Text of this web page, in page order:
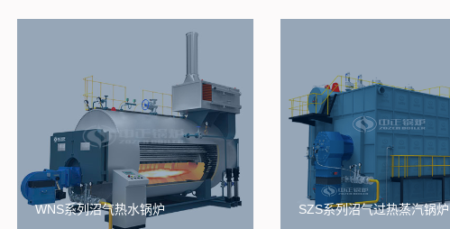
WNS系列沼气热水锅炉 SZS系列沼气过热蒸汽锅炉